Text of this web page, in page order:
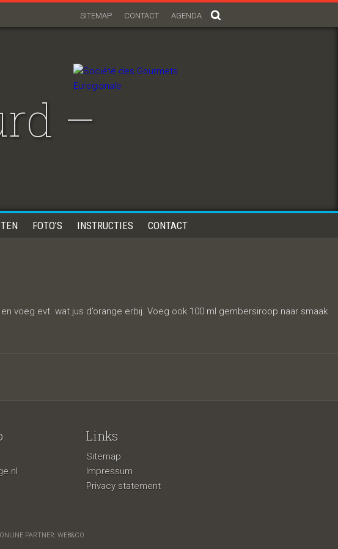
AGENDA
CONTACT
SITEMAP
–
FOTO’S INSTRUCTIES CONTACT
voeg evt. wat jus d’orange erbij. Voeg ook 100 ml gembersiroop naar smaak
Links
Sitemap
Impressum
Privacy statement
PARTNER: WEB&CO